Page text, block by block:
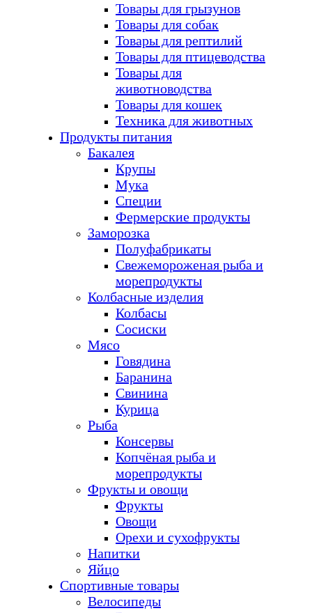
Товары для грызунов
Товары для собак
Товары для рептилий
Товары для птицеводства
Товары для
животноводства
Товары для кошек
Техника для животных
Продукты питания
Бакалея
Крупы
Мука
Специи
Фермерские продукты
Заморозка
Полуфабрикаты
Свежемороженая рыба и
морепродукты
Колбасные изделия
Колбасы
Сосиски
Мясо
Говядина
Баранина
Свинина
Курица
Рыба
Консервы
Копчёная рыба и
морепродукты
Фрукты и овощи
Фрукты
Овощи
Орехи и сухофрукты
Напитки
Яйцо
Спортивные товары
Велосипеды